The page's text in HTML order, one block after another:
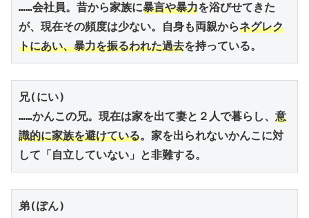
……会社員。昔から家族に暴言や暴力を浴びせてきた
が、現在その頻度は少ない。自身も両親からネグレク
トにあい、暴力を振るわれた過去を持っている。
兄(にい)
……かんこの兄。現在は家を出て妻と２人で暮らし、 意
識的に家族を避けている。家を出られないかんこに対
して「自立していない」と非難する。
弟(ぽん)